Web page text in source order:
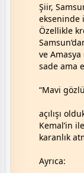
Şiir,
ekseninde
Özellikle
ve
sade ama
“Mavi
açılışı
Kemal’in
karanlık
Ayrıca: